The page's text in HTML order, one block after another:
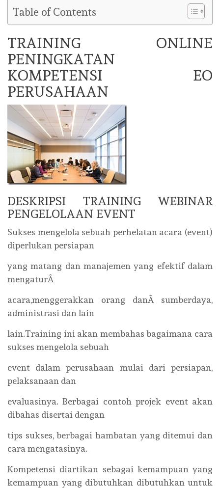
Table of Contents
TRAINING ONLINE
PENINGKATAN
KOMPETENSI EO
PERUSAHAAN
DESKRIPSI TRAINING WEBINAR
PENGELOLAAN EVENT
Sukses mengelola sebuah perhelatan acara (event)
diperlukan persiapan
yang matang dan manajemen yang efektif dalam
mengaturÂ
acara,menggerakkan orang danÂ sumberdaya,
administrasi dan lain
lain.Training ini akan membahas bagaimana cara
sukses mengelola sebuah
event dalam perusahaan mulai dari persiapan,
pelaksanaan dan
evaluasinya. Berbagai contoh projek event akan
dibahas disertai dengan
tips sukses, berbagai hambatan yang ditemui dan
cara mengatasinya.
Kompetensi diartikan sebagai kemampuan yang
kemampuan yang dibutuhkan dibutuhkan untuk